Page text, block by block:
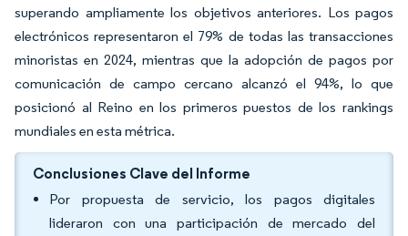
superando ampliamente los objetivos anteriores. Los pagos
electrónicos representaron el 79% de todas las transacciones
minoristas en 2024, mientras que la adopción de pagos por
comunicación de campo cercano alcanzó el 94%, lo que
posicionó al Reino en los primeros puestos de los rankings
mundiales en esta métrica.
Conclusiones Clave del Informe
Por propuesta de servicio, los pagos digitales
lideraron con una participación de mercado del